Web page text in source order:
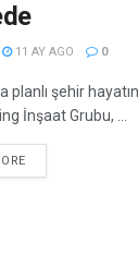
11 AY AGO 0
planlı şehir
İnşaat Grubu, ...